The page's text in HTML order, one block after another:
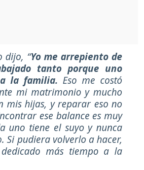
dijo, “Yo me arrepiento de
tanto porque uno
la familia. Eso me costó
mi matrimonio y mucho
mis hijas, y reparar eso no
ese balance es muy
uno tiene el suyo y nunca
Si pudiera volverlo a hacer,
más tiempo a la